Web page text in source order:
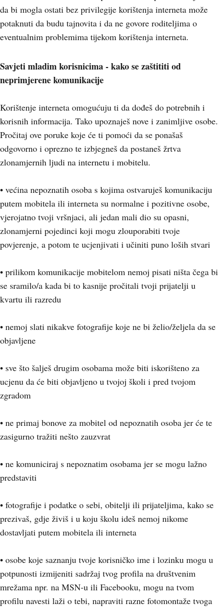
da bi mogla ostati bez privilegije korištenja interneta može
potaknuti da budu tajnovita i da ne govore roditeljima o
eventualnim problemima tijekom korištenja interneta.
Savjeti mladim korisnicima - kako se zaštititi od
neprimjerene komunikacije
Korištenje interneta omogućuju ti da dođeš do potrebnih i
korisnih informacija. Tako upoznaješ nove i zanimljive osobe.
Pročitaj ove poruke koje će ti pomoći da se ponašaš
odgovorno i oprezno te izbjegneš da postaneš žrtva
zlonamjernih ljudi na internetu i mobitelu.
• većina nepoznatih osoba s kojima ostvaruješ komunikaciju
putem mobitela ili interneta su normalne i pozitivne osobe,
vjerojatno tvoji vršnjaci, ali jedan mali dio su opasni,
zlonamjerni pojedinci koji mogu zlouporabiti tvoje
povjerenje, a potom te ucjenjivati i učiniti puno loših stvari
• prilikom komunikacije mobitelom nemoj pisati ništa čega bi
se sramilo/a kada bi to kasnije pročitali tvoji prijatelji u
kvartu ili razredu
• nemoj slati nikakve fotografije koje ne bi želio/željela da se
objavljene
• sve što šalješ drugim osobama može biti iskorišteno za
ucjenu da će biti objavljeno u tvojoj školi i pred tvojom
zgradom
• ne primaj bonove za mobitel od nepoznatih osoba jer će te
zasigurno tražiti nešto zauzvrat
• ne komuniciraj s nepoznatim osobama jer se mogu lažno
predstaviti
• fotografije i podatke o sebi, obitelji ili prijateljima, kako se
prezivaš, gdje živiš i u koju školu ideš nemoj nikome
dostavljati putem mobitela ili interneta
• osobe koje saznanju tvoje korisničko ime i lozinku mogu u
potpunosti izmijeniti sadržaj tvog profila na društvenim
mrežama npr. na MSN-u ili Facebooku, mogu na tvom
profilu navesti laži o tebi, napraviti razne fotomontaže tvoga